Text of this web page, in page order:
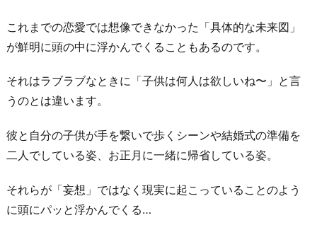
る
4.
り
の
ま
ま
自
分
これまでの恋愛では想像できなかった「具体的な未来図」
が鮮明に頭の中に浮かんでくることもあるのです。
それはラブラブなときに「子供は何人は欲しいね〜」と言
うのとは違います。
彼と自分の子供が手を繋いで歩くシーンや結婚式の準備を
二人でしている姿、お正月に一緒に帰省している姿。
それらが「妄想」ではなく現実に起こっていることのよう
に頭にパッと浮かんでくる…